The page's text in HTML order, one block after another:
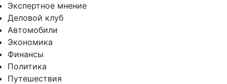
Экспертное мнение
Деловой клуб
Автомобили
Экономика
Финансы
Политика
Путешествия